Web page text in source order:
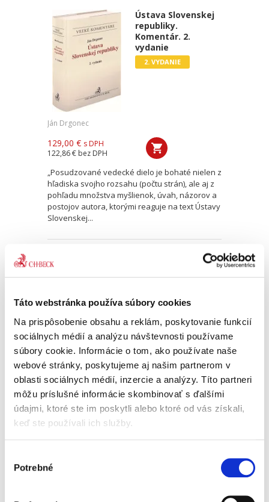
Táto webstránka používa súbory cookies
Na prispôsobenie obsahu a reklám, poskytovanie funkcií
sociálnych médií a analýzu návštevnosti používame
súbory cookie. Informácie o tom, ako používate naše
webové stránky, poskytujeme aj našim partnerom v
oblasti sociálnych médií, inzercie a analýzy. Títo partneri
môžu príslušné informácie skombinovať s ďalšími
údajmi, ktoré ste im poskytli alebo ktoré od vás získali,
keď ste používali ich služby.
súhlasu
Potrebné
Ústava Slovenskej
republiky.
Komentár. 2.
vydanie
2. VYDANIE
Ján Drgonec
129,00 € s DPH
122,86 € bez DPH
„Posudzované vedecké dielo je bohaté nielen z
hľadiska svojho rozsahu (počtu strán), ale aj z
pohľadu množstva myšlienok, úvah, názorov a
postojov autora, ktorými reaguje na text Ústavy
Slovenskej...
Zákon o trestnej
Eduard Burda,Marek Kordík,Lucia Kurilovská,Tomáš Strémy
69,00 € s DPH
Publikácia spracovaná kolektívom
renomovaných autorov prináša doposiaľ
precízny komentár jednotlivých ustanovení...